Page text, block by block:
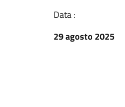
Data :
29 agosto 2025